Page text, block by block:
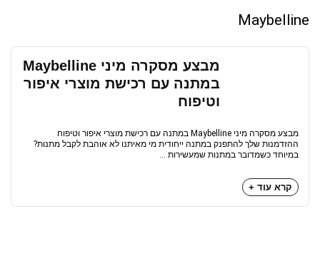
Maybelline
מבצע מסקרה מיני Maybelline
במתנה עם רכישת מוצרי איפור
וטיפוח
מבצע מסקרה מיני Maybelline במתנה עם רכישת מוצרי איפור וטיפוח
ההזדמנות שלך להתפנק במתנה ייחודית מי מאיתנו לא אוהבת לקבל מתנות?
במיוחד כשמדובר במתנות שמעשירות ...
קרא עוד +